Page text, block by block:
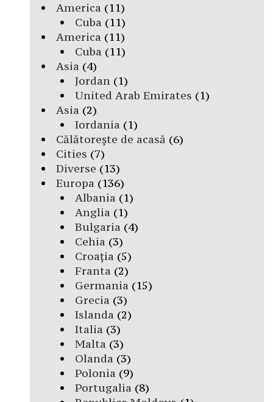
America (11)
Cuba (11)
America (11)
Cuba (11)
Asia (4)
Jordan(1)
United Arab Emirates (1)
Asia (2)
Iordania (1)
Călătorește de acasă (6)
Cities (7)
Diverse (13)
Europa (136)
Albania (1)
Anglia (1)
Bulgaria (4)
Cehia (3)
Croația (5)
Franta (2)
Germania (15)
Grecia (3)
Islanda (2)
Italia (3)
Malta (3)
Olanda (3)
Polonia (9)
Portugalia (8)